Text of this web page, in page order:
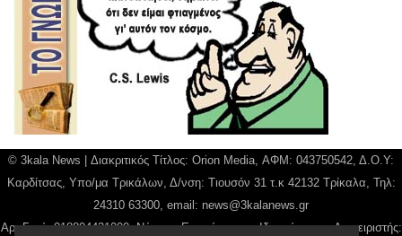
© 3kala News | Διακριτικός Τίτλος: Orion Media, ΑΦΜ: 043750542, Δ.Ο.Υ:
Καρδίτσας, Υπο/μα Τρικάλων, Δ/νση: Τιουσόν 31 τ.κ 42132 Τρίκαλα, Τηλ:
24310 63300, email: news@3kalanews.gr
Αρ. Γεμή: 018804431000, Νόμιμος Εκπρόσωπος, Ιδιοκτήτης και Διαχειριστής: